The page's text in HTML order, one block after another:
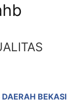
BEKASI